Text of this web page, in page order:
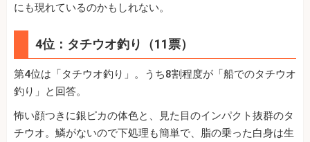
にも現れているのかもしれない。
4位：タチウオ釣り（11票）
第4位は「タチウオ釣り」。うち8割程度が「船でのタチウオ
釣り」と回答。
怖い顔つきに銀ピカの体色と、見た目のインパクト抜群のタ
チウオ。鱗がないので下処理も簡単で、脂の乗った白身は生